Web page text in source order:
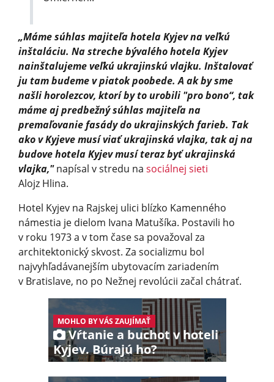
„Máme súhlas majiteľa hotela Kyjev na veľkú
inštaláciu. Na streche bývalého hotela Kyjev
nainštalujeme veľkú ukrajinskú vlajku. Inštalovať
ju tam budeme v piatok poobede. A ak by sme
našli horolezcov, ktorí by to urobili "pro bono“, tak
máme aj predbežný súhlas majiteľa na
premaľovanie fasády do ukrajinských farieb. Tak
ako v Kyjeve musí viať ukrajinská vlajka, tak aj na
budove hotela Kyjev musí teraz byť ukrajinská
vlajka,"napísal v stredu na sociálnej sieti
Alojz Hlina.
Hotel Kyjev na Rajskej ulici blízko Kamenného
námestia je dielom Ivana Matušíka. Postavili ho
v roku 1973 a v tom čase sa považoval za
architektonický skvost. Za socializmu bol
najvyhľadávanejším ubytovacím zariadením
v Bratislave, no po Nežnej revolúcii začal chátrať.
MOHLO BY VÁS ZAUJÍMAŤ
Vŕtanie a buchot v hoteli
Kyjev. Búrajú ho?